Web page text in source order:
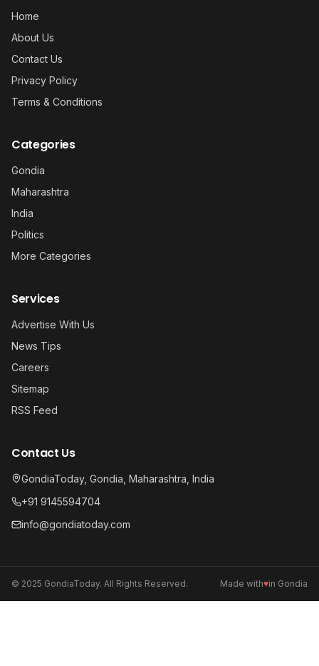
Home
About Us
Contact Us
Privacy Policy
Terms & Conditions
Categories
Gondia
Maharashtra
India
Politics
More Categories
Services
Advertise With Us
News Tips
Careers
Sitemap
RSS Feed
Contact Us
GondiaToday, Gondia, Maharashtra, India
+91 9145594704
info@gondiatoday.com
© 2025 GondiaToday. All Rights Reserved. Made with♥in Gondia